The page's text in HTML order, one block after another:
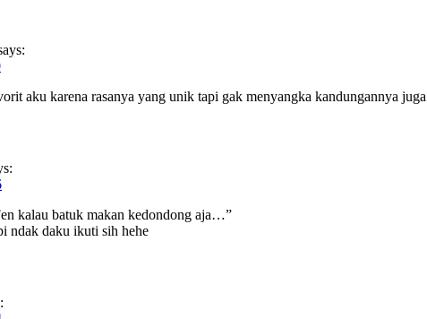
aku karena rasanya yang unik tapi gak menyangka kandungannya
kalau batuk makan kedondong aja…”
ndak daku ikuti sih hehe